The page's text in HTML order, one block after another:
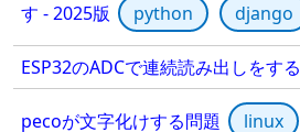
す - 2025版
python django
ESP32のADCで連続読み出しをする
pecoが文字化けする問題 linux